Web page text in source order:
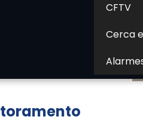
CFTV
Cerca
também oferecendo
Quer saber mais
especializado para tirar